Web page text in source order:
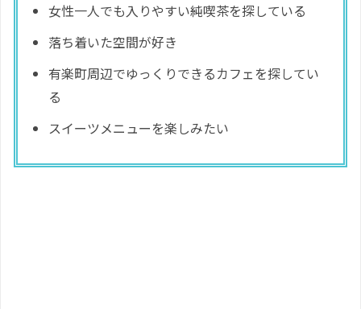
女性一人でも入りやすい純喫茶を探している
落ち着いた空間が好き
有楽町周辺でゆっくりできるカフェを探してい
る
スイーツメニューを楽しみたい